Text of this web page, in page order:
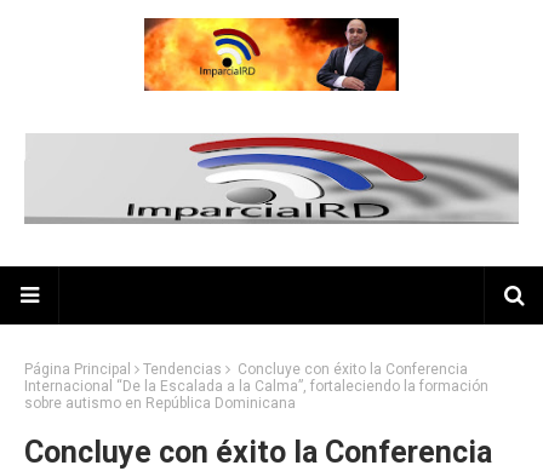
Página Principal Tendencias
Concluye con éxito la Conferencia
Internacional “De la Escalada a la Calma”, fortaleciendo la formación
sobre autismo en República Dominicana
Concluye con éxito la Conferencia